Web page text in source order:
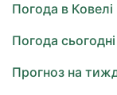
Погода в Ковелі
Погода сьогодні
Прогноз на